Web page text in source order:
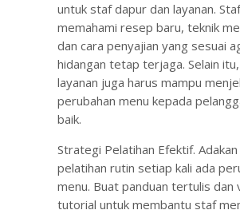
untuk staf dapur dan layanan.
memahami resep baru, teknik
dan cara penyajian yang sesuai
hidangan tetap terjaga. Selain
layanan juga harus mampu
perubahan menu kepada
baik.
Strategi Pelatihan Efektif.
pelatihan rutin setiap kali ada
menu. Buat panduan tertulis dan
tutorial untuk membantu staf